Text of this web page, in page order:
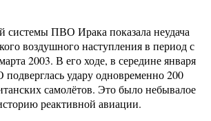
системы ПВО Ирака показала неудача
воздушного наступления в период с
2003. В его ходе, в середине января
удару одновременно 200
самолётов. Это было небывалое
реактивной авиации.